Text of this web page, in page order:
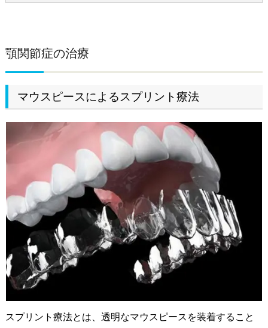
顎関節症の治療
マウスピースによるスプリント療法
スプリント療法とは、透明なマウスピースを装着すること